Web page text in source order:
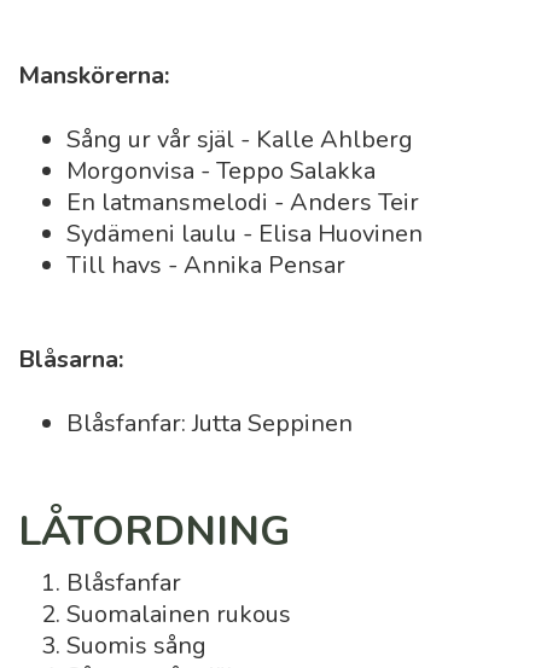
Manskörerna:
Sång ur vår själ - Kalle Ahlberg
Morgonvisa - Teppo Salakka
En latmansmelodi - Anders Teir
Sydämeni laulu - Elisa Huovinen
Till havs - Annika Pensar
Blåsarna:
Blåsfanfar: Jutta Seppinen
LÅTORDNING
Blåsfanfar
Suomalainen rukous
Suomis sång